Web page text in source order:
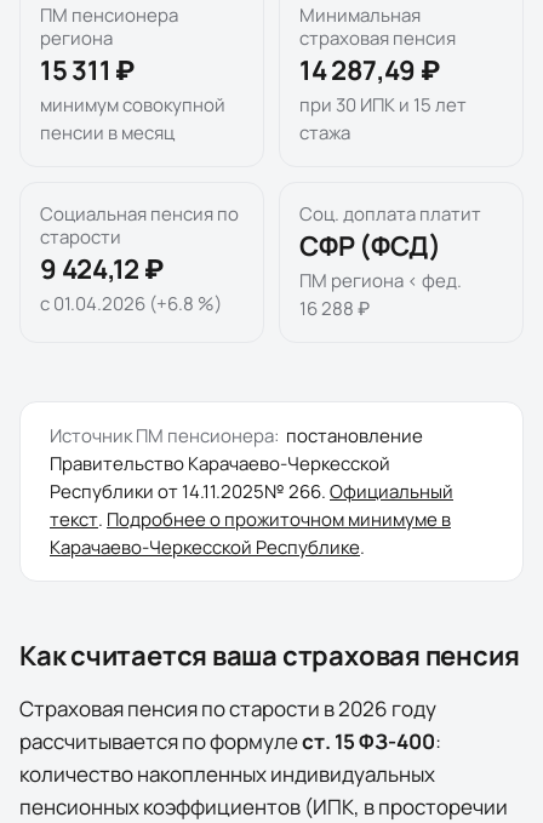
ПМ пенсионера
региона
15 311 ₽
минимум совокупной
пенсии в месяц
Минимальная
страховая пенсия
14 287,49 ₽
при 30 ИПК и 15 лет
стажа
Социальная пенсия по
старости
9 424,12 ₽
с 01.04.2026 (+6.8 %)
Соц. доплата платит
СФР (ФСД)
ПМ региона < фед.
16 288 ₽
Источник ПМ пенсионера: постановление
Правительство Карачаево-Черкесской
Республикиот14.11.2025№266.Официальный
текст. Подробнее о прожиточном минимуме в
Карачаево-Черкесской Республике.
Как считается ваша страховая пенсия
Страховая пенсия по старости в2026 году
рассчитывается по формулест. 15 ФЗ-400:
количество накопленных индивидуальных
пенсионных коэффициентов (ИПК, в просторечии